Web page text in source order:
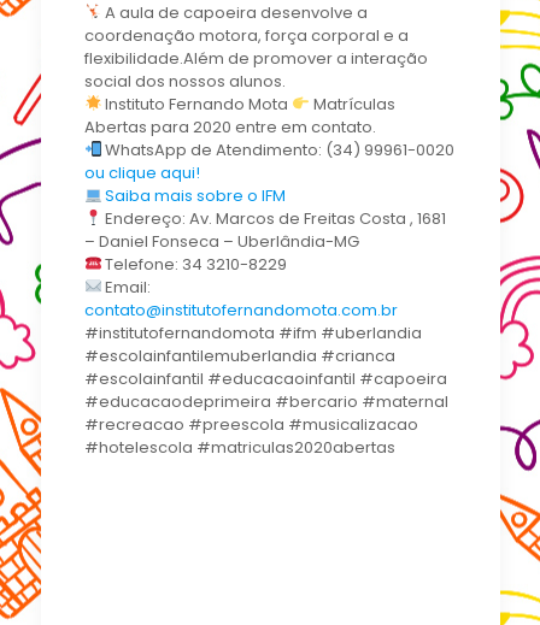
‍ A aula de capoeira desenvolve a
coordenação motora, força corporal e a
flexibilidade.Além de promover a interação
social dos nossos alunos.
Instituto Fernando Mota
Matrículas
Abertas para 2020 entre em contato.
WhatsApp de Atendimento: (34) 99961-0020
ou clique aqui!
Saiba mais sobre o IFM
Endereço: Av. Marcos de Freitas Costa , 1681
– Daniel Fonseca – Uberlândia-MG
Telefone: 34 3210-8229
Email:
contato@institutofernandomota.com.br
#institutofernandomota #ifm #uberlandia
#escolainfantilemuberlandia #crianca
#escolainfantil #educacaoinfantil #capoeira
#educacaodeprimeira #bercario #maternal
#recreacao #preescola #musicalizacao
#hotelescola #matriculas2020abertas